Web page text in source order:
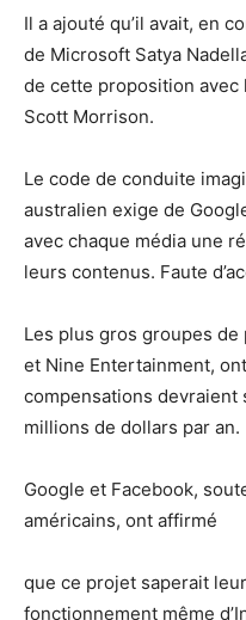
Il a ajouté qu’il avait, en
de Microsoft Satya
de cette proposition
Scott Morrison.
Le code de conduite
australien exige de
avec chaque média une
leurs contenus. Faute
Les plus gros groupes
et Nine Entertainment,
compensations devraient
millions de dollars par an.
Google et Facebook,
américains, ont affirmé
que ce projet saperait
fonctionnement même